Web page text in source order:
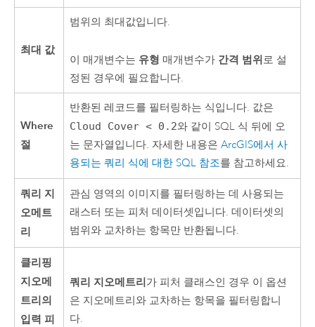
최대 값
범위의 최대값입니다.
이 매개변수는 유형 매개변수가 간격 범위로 설
정된 경우에 필요합니다.
Where
절
반환된 레코드를 필터링하는 식입니다. 값은
Cloud Cover < 0.2와 같이 SQL 식 뒤에 오
는 문자열입니다. 자세한 내용은ArcGIS에서 사
용되는 쿼리 식에 대한 SQL 참조를 참고하세요.
쿼리 지
오메트
리
관심 영역의 이미지를 필터링하는 데 사용되는
래스터 또는 피처 데이터셋입니다. 데이터셋의
범위와 교차하는 항목만 반환됩니다.
클리핑
지오메
트리의
입력 피
쿼리 지오메트리가 피처 클래스인 경우 이 옵션
은 지오메트리와 교차하는 항목을 필터링합니
다.